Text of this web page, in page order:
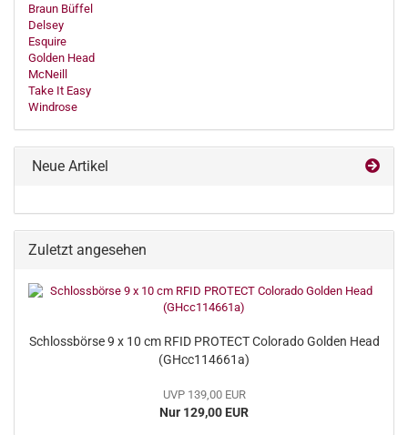
Braun Büffel
Delsey
Esquire
Golden Head
McNeill
Take It Easy
Windrose
Neue Artikel
Zuletzt angesehen
Schlossbörse 9 x 10 cm RFID PROTECT Colorado Golden Head
(GHcc114661a)
UVP 139,00 EUR
Nur 129,00 EUR